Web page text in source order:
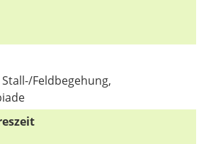
Feldbegehung,